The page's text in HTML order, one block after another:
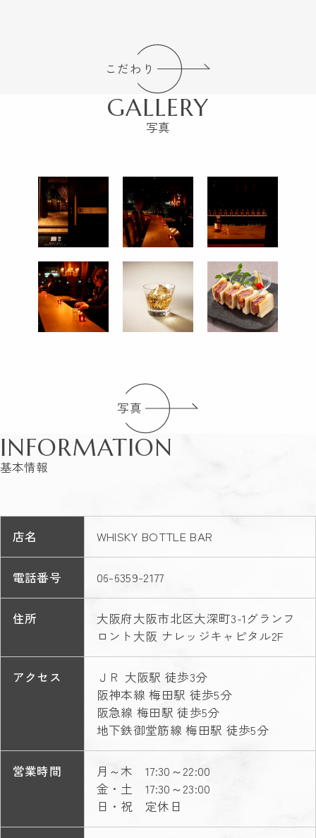
こだわり
GALLERY
写真
写真
INFORMATION
基本情報
店名 WHISKY BOTTLE BAR
電話番号 06-6359-2177
住所
大阪府大阪市北区大深町3-1グランフ
ロント大阪 ナレッジキャピタル2F
アクセス
ＪＲ 大阪駅 徒歩3分
阪神本線 梅田駅 徒歩5分
阪急線 梅田駅 徒歩5分
地下鉄御堂筋線 梅田駅 徒歩5分
営業時間
月～木 17:30～22:00
金・土 17:30～23:00
日・祝 定休日